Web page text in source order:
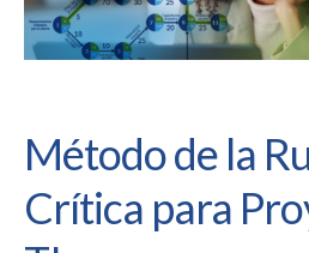
Método de la
Crítica para